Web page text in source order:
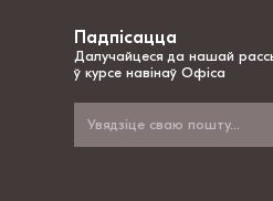
Падпісацца
Далучайцеся да нашай
ў курсе навінаў Офіса